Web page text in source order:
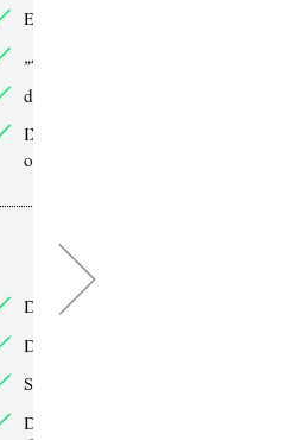
Exklusive Online-Artikel lesen
„Arbeitsbücher“ online lesen
double-Artikel online lesen
IXYPSILONZETT-Artikel
online lesen
PDF-Downloads
Die aktuelle TdZ-Ausgabe
Das jährliche Arbeitsbuch
Sonderpublikationen
Die aktuelle double-Ausgabe